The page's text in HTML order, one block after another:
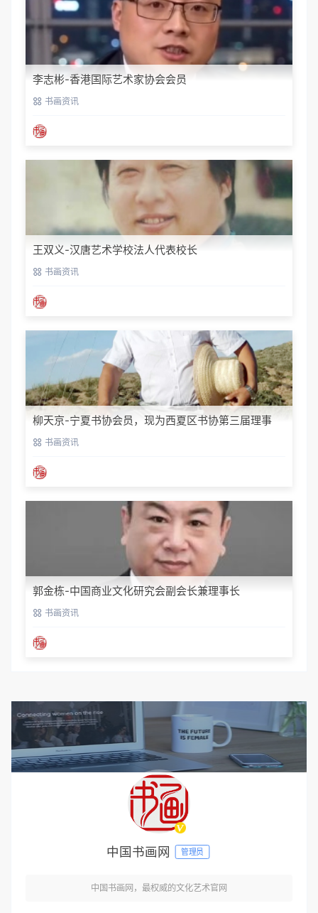
李志彬-香港国际艺术家协会会员
书画资讯
王双义-汉唐艺术学校法人代表校长
书画资讯
柳天京-宁夏书协会员，现为西夏区书协第三届理事
书画资讯
郭金栋-中国商业文化研究会副会长兼理事长
书画资讯
中国书画网 管理员
中国书画网，最权威的文化艺术官网